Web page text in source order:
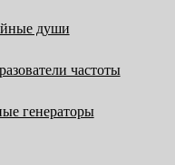
души
частоты
генераторы